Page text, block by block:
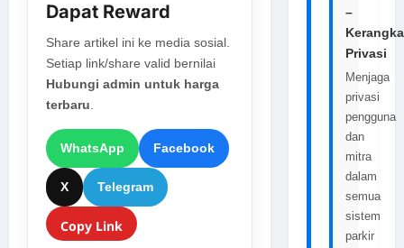
Dapat Reward
Share artikel ini ke media sosial.
Setiap link/share valid bernilai
Hubungi admin untuk harga
terbaru.
WhatsApp Facebook
X Telegram
Copy Link
–
Kerangka
Privasi
Menjaga
privasi
pengguna
dan
mitra
dalam
semua
sistem
parkir